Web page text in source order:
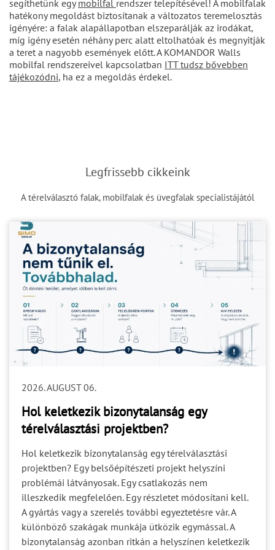
segíthetünk egymobilfal rendszer telepítésével! A mobilfalak
hatékony megoldást biztosítanak a változatos teremelosztás
igényére: a falak alapállapotban elszeparálják az irodákat,
míg igény esetén néhány perc alatt eltolhatóak és megnyitják
a teret a nagyobb események előtt. A KOMANDOR Walls
mobilfal rendszereivel kapcsolatban ITT tudsz bővebben
tájékozódni, ha ez a megoldás érdekel.
Legfrissebb cikkeink
A térelválasztó falak, mobilfalak és üvegfalak specialistájától
2026. AUGUST 06.
Hol keletkezik bizonytalanság egy
térelválasztási projektben?
Hol keletkezik bizonytalanság egy térelválasztási
projektben? Egy belsőépítészeti projekt helyszíni
problémái látványosak. Egy csatlakozás nem
illeszkedik megfelelően. Egy részletet módosítani kell.
A gyártás vagy a szerelés további egyeztetésre vár. A
különböző szakágak munkája ütközik egymással. A
bizonytalanság azonban ritkán a helyszínen keletkezik